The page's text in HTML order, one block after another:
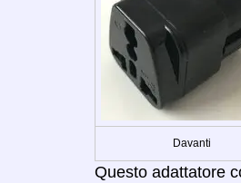
Davanti
Questo adattatore